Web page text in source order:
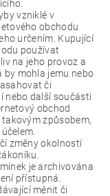
vzniklé v
obchodu
určením. Kupující
používat
na jeho provoz a
mohla jemu nebo
či
nebo další součásti
obchod
způsobem,
změny okolností
je archivována
přístupná.
měnit či